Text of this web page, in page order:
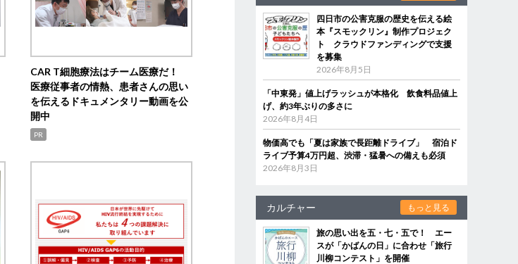
CAR T細胞療法はチーム医療だ！
医療従事者の情熱、患者さんの思い
を伝えるドキュメンタリー動画を公
開中
PR
四日市の公害克服の歴史を伝える絵
本『スモックリン』制作プロジェク
ト クラウドファンディングで支援
を募集
2026年8月5日
「中東発」値上げラッシュが本格化 飲食料品値上
げ、約3年ぶりの多さに
2026年8月4日
物価高でも「夏は家族で長距離ドライブ」 宿泊ド
ライブ予算4万円超、渋滞・猛暑への備えも必須
2026年8月3日
カルチャー もっと見る
旅の思い出を五・七・五で！ エー
スが「かばんの日」に合わせ「旅行
川柳コンテスト」を開催